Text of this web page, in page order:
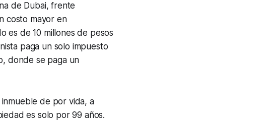
de Dubai, frente
costo mayor en
es de 10 millones de pesos
paga un solo impuesto
donde se paga un
de por vida, a
es solo por 99 años.